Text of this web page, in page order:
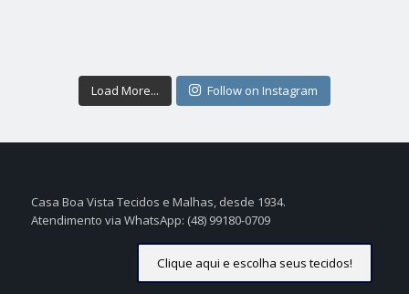
Load More... Follow on Instagram
Casa Boa Vista Tecidos e Malhas, desde 1934.
Atendimento via WhatsApp: (48) 99180-0709
Clique aqui e escolha seus tecidos!